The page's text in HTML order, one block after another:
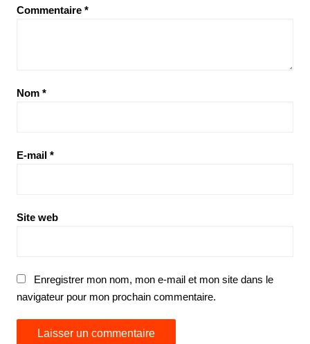
Commentaire *
Nom *
E-mail *
Site web
Enregistrer mon nom, mon e-mail et mon site dans le
navigateur pour mon prochain commentaire.